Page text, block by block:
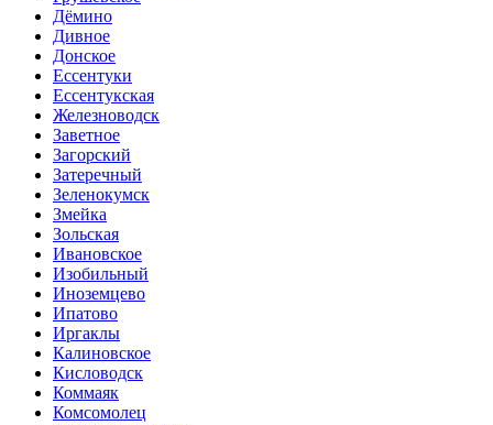
Дёмино
Дивное
Донское
Ессентуки
Ессентукская
Железноводск
Заветное
Загорский
Затеречный
Зеленокумск
Змейка
Зольская
Ивановское
Изобильный
Иноземцево
Ипатово
Иргаклы
Калиновское
Кисловодск
Коммаяк
Комсомолец